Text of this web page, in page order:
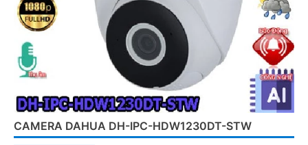
CAMERA DAHUA DH-IPC-HDW1230DT-STW